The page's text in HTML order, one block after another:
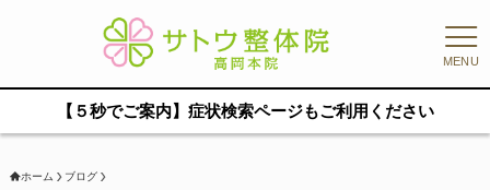
MENU
【５秒でご案内】症状検索ページもご利用ください
ホーム ブログ